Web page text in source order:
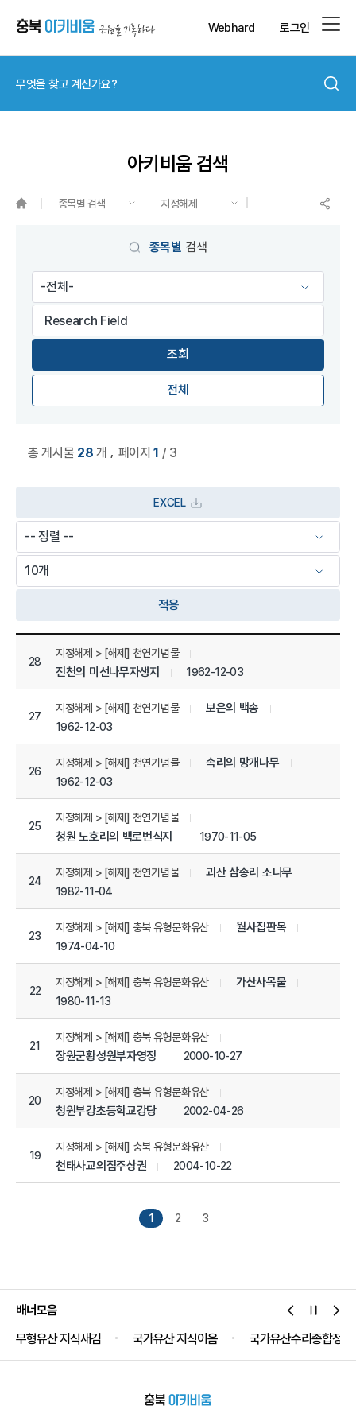
Webhard 로그인
아키비움 검색
종목별 검색 지정해제
종목별 검색
전체
총 게시물 28 개 페이지1 / 3
EXCEL
적용
상세정보 관리목록
28
지정해제 > [해제] 천연기념물
진천의 미선나무자생지 1962-12-03
27
지정해제 > [해제] 천연기념물 보은의 백송
1962-12-03
26
지정해제 > [해제] 천연기념물 속리의 망개나무
1962-12-03
25
지정해제 > [해제] 천연기념물
청원 노호리의 백로번식지 1970-11-05
24
지정해제 > [해제] 천연기념물 괴산 삼송리 소나무
1982-11-04
23
지정해제 > [해제] 충북 유형문화유산 월사집판목
1974-04-10
22
지정해제 > [해제] 충북 유형문화유산 가산사목불
1980-11-13
21
지정해제 > [해제] 충북 유형문화유산
장원군황성원부자영정 2000-10-27
20
지정해제 > [해제] 충북 유형문화유산
청원부강초등학교강당 2002-04-26
19
지정해제 > [해제] 충북 유형문화유산
천태사교의집주상권 2004-10-22
1 2 3
배너모음
무형유산 지식새김
국가유산 지식이음 국가유산수리종합정보